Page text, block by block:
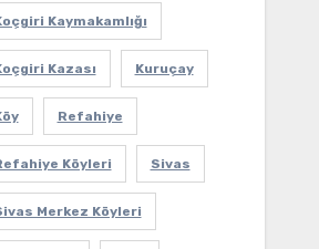
Kaymakamlığı
Kazası Kuruçay
Refahiye
Köyleri Sivas
Merkez Köyleri